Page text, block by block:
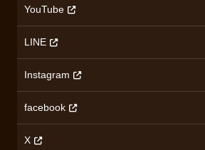
ハラダの保証とアフターサービス
オリエントスター
ロンジン
チューダー
沿革
プライバシーポリシー
無断転載・商用利用について
コンテンツ制作ポリシーおよび生成AIの
YouTube
LINE
Instagram
facebook
X